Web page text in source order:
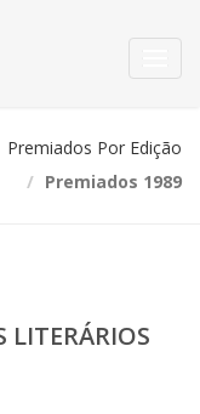
Premiados Por Edição
Premiados 1989
LITERÁRIOS